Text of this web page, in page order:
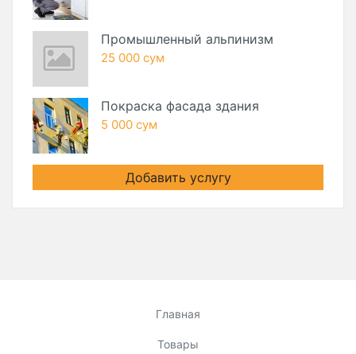
Промышленный альпинизм
25 000 сум
Покраска фасада здания
5 000 сум
Добавить услугу
Главная
Товары